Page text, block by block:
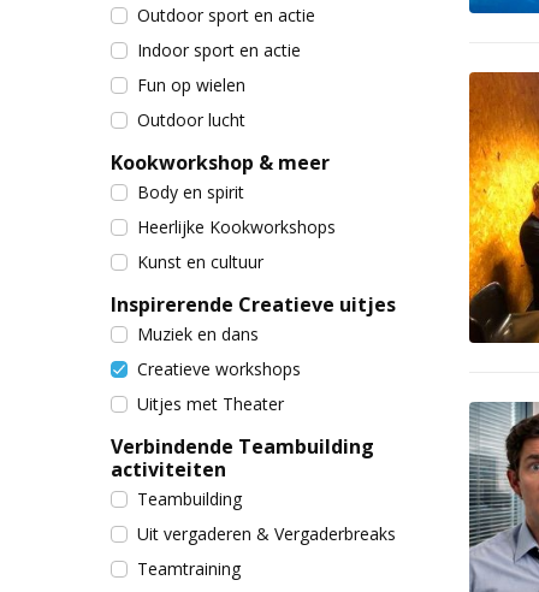
Outdoor sport en actie
Indoor sport en actie
Fun op wielen
Outdoor lucht
Kookworkshop & meer
Body en spirit
Heerlijke Kookworkshops
Kunst en cultuur
Inspirerende Creatieve uitjes
Muziek en dans
Creatieve workshops
Uitjes met Theater
Verbindende Teambuilding
activiteiten
Teambuilding
Uit vergaderen & Vergaderbreaks
Teamtraining